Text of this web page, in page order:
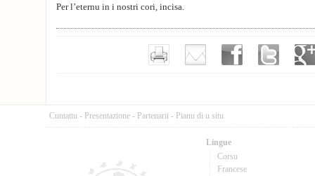
Per l’eternu in i nostri cori, incisa.
Cuntattu - Presentazione - Partenarii - Pianu di u situ
Lingue
Corsu
Francese